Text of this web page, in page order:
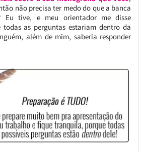
não precisa ter medo do que a banca
Eu tive, e meu orientador me disse
todas as perguntas estariam dentro da
além de mim, saberia responder